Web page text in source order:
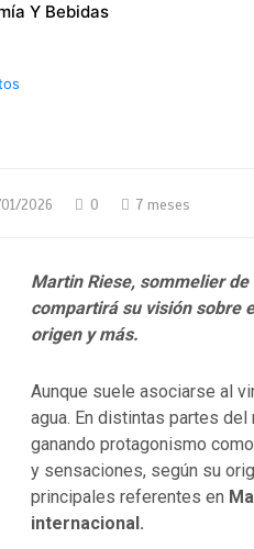
Y Bebidas
2026 0 7 meses
Martin Riese, sommelier
compartirá su visión sobre
origen y más.
Aunque suele asociarse al
agua. En distintas partes
ganando protagonismo
y sensaciones, según su
principales referentes en
internacional.